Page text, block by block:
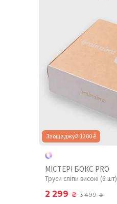
Заощаджуй 1200 ₴
МІСТЕРІ БОКС PRO
Труси сліпи високі (6 шт)
2 299 ₴ 3 499₴